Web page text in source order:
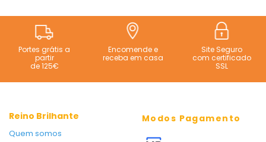
Portes grátis a
partir
de 125€
Encomende e
receba em casa
Site Seguro
com certificado
SSL
Reino Brilhante
Quem somos
Modos Pagamento